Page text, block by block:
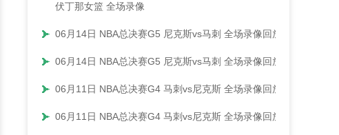
伏丁那女篮 全场录像
06月14日 NBA总决赛G5 尼克斯vs马刺 全场录像回放
06月14日 NBA总决赛G5 尼克斯vs马刺 全场录像回放
06月11日 NBA总决赛G4 马刺vs尼克斯 全场录像回放
06月11日 NBA总决赛G4 马刺vs尼克斯 全场录像回放